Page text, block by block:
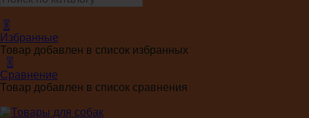
0
Избранные
Товар добавлен в список избранных
0
Сравнение
Товар добавлен в список сравнения